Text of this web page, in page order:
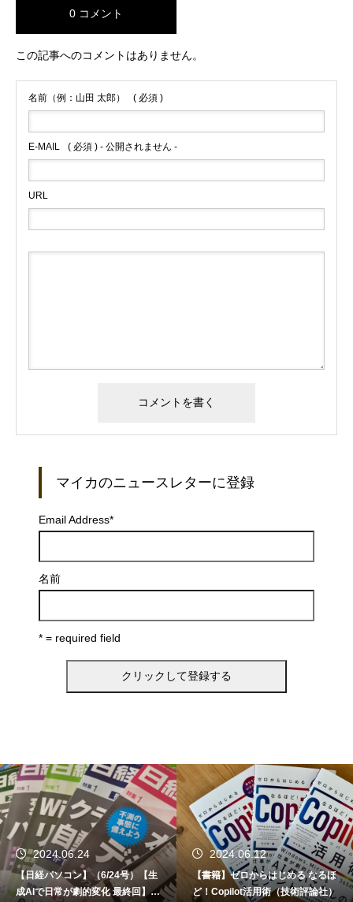
0 コメント
この記事へのコメントはありません。
名前（例：山田 太郎） ( 必須 )
E-MAIL ( 必須 ) - 公開されません -
URL
マイカのニュースレターに登録
Email Address*
名前
* = required field
2024.06.24
【日経パソコン】（6/24号）【生
成AIで日常が劇的変化 最終回】 A
2024.06.12
【書籍】ゼロからはじめる なるほ
ど！Copilot活用術（技術評論社）